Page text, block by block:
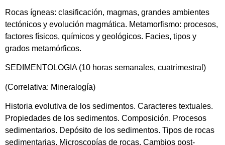
Rocas ígneas: clasificación, magmas, grandes ambientes
tectónicos y evolución magmática. Metamorfismo: procesos,
factores físicos, químicos y geológicos. Facies, tipos y
grados metamórficos.
SEDIMENTOLOGIA (10 horas semanales, cuatrimestral)
(Correlativa: Mineralogía)
Historia evolutiva de los sedimentos. Caracteres textuales.
Propiedades de los sedimentos. Composición. Procesos
sedimentarios. Depósito de los sedimentos. Tipos de rocas
sedimentarias. Microscopías de rocas. Cambios post-